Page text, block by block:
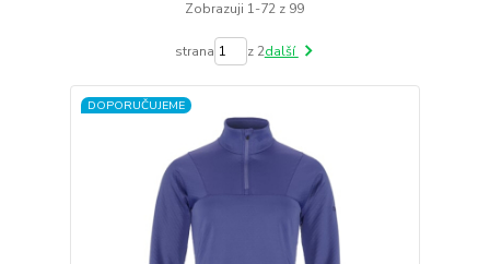
Zobrazuji 1-72 z 99
strana z 2další
DOPORUČUJEME